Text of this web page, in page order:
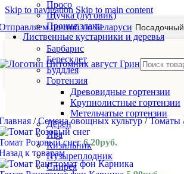
Skip to navigation Skip to main content
почтой по Беларуси
Просо
Щучка (луговик)
Прочие злаки
Лиственные кустарники и деревья
Барбарис
Бересклет
Буддлея
Гортензия
Древовидные гортензии
Крупнолистные гортензии
Метельчатые гортензии
Дёрен
Ива
Кизильник
Пузыреплодник
Спирея
/ Семена овощных культур/ Томаты
Розовый снег6.20руб.
к товарам